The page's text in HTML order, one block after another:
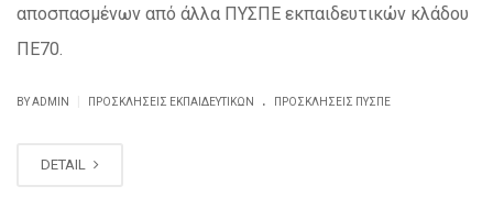
αποσπασμένων από άλλα ΠΥΣΠΕ εκπαιδευτικών κλάδου
ΠΕ70.
BY ADMIN ΠΡΟΣΚΛΗΣΕΙΣ ΕΚΠΑΙΔΕΥΤΙΚΏΝ . ΠΡΟΣΚΛΉΣΕΙΣ ΠΥΣΠΕ
DETAIL